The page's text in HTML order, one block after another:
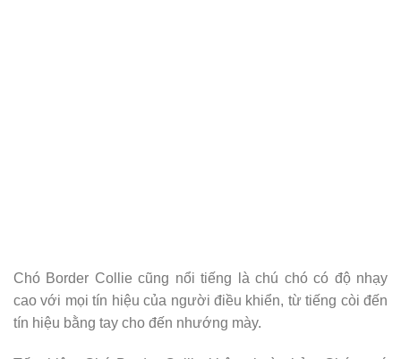
Chó Border Collie cũng nổi tiếng là chú chó có độ nhạy
cao với mọi tín hiệu của người điều khiển, từ tiếng còi đến
tín hiệu bằng tay cho đến nhướng mày.